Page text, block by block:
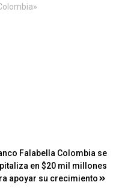
Falabella Colombia se
en $20 mil millones
apoyar su crecimiento